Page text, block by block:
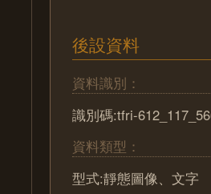
後設資料
資料識別：
識別碼:tfri-
資料類型：
型式:靜態圖像、文字